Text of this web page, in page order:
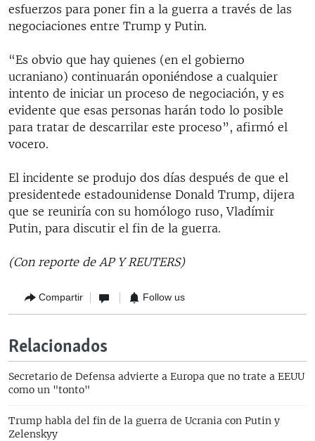
esfuerzos para poner fin a la guerra a través de las
negociaciones entre Trump y Putin.
“Es obvio que hay quienes (en el gobierno
ucraniano) continuarán oponiéndose a cualquier
intento de iniciar un proceso de negociación, y es
evidente que esas personas harán todo lo posible
para tratar de descarrilar este proceso”, afirmó el
vocero.
El incidente se produjo dos días después de que el
presidentede estadounidense Donald Trump, dijera
que se reuniría con su homólogo ruso, Vladímir
Putin, para discutir el fin de la guerra.
(Con reporte de AP Y REUTERS)
Compartir Follow us
Relacionados
Secretario de Defensa advierte a Europa que no trate a EEUU
como un "tonto"
Trump habla del fin de la guerra de Ucrania con Putin y
Zelenskyy